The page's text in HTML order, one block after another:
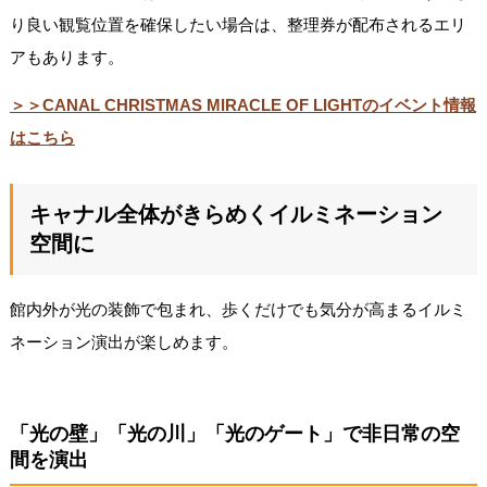
り良い観覧位置を確保したい場合は、整理券が配布されるエリ
アもあります。
＞＞CANAL CHRISTMAS MIRACLE OF LIGHTのイベント情報
はこちら
キャナル全体がきらめくイルミネーション
空間に
館内外が光の装飾で包まれ、歩くだけでも気分が高まるイルミ
ネーション演出が楽しめます。
「光の壁」「光の川」「光のゲート」で非日常の空
間を演出